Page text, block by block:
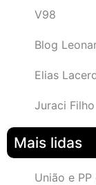
V98
Blog
Elias
Juraci Filho
Mais lidas
União e